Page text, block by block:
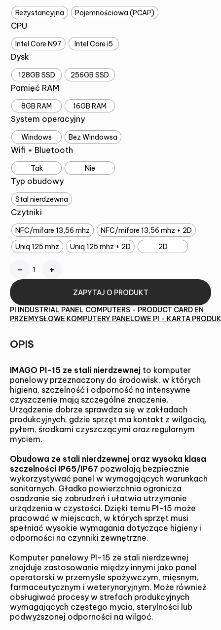
Rezystancyjna Pojemnościowa (PCAP)
CPU
Intel Core N97 Intel Core i5
Dysk
128GB SSD 256GB SSD
Pamięć RAM
8GB RAM 16GB RAM
System operacyjny
Windows Bez Windowsa
Wifi + Bluetooth
Tak Nie
Typ obudowy
Stal nierdzewna
Czytniki
NFC/mifare 13,56 mhz
NFC/mifare 13,56 mhz + 2D
Uniq 125 mhz
Uniq 125 mhz + 2D 2D
Ilość
Alternative:
ZAPYTAJ O PRODUKT
PI INDUSTRIAL PANEL COMPUTERS - PRODUCT CARD EN
PRZEMYSŁOWE KOMPUTERY PANELOWE PI - KARTA
OPIS
IMAGO PI-15 ze stali nierdzewnej to komputer
panelowy przeznaczony do środowisk, w których
higiena, szczelność i odporność na intensywne
czyszczenie mają szczególne znaczenie.
Urządzenie dobrze sprawdza się w zakładach
produkcyjnych, gdzie sprzęt ma kontakt z wilgocią,
pyłem, środkami czyszczącymi oraz regularnym
myciem.
Obudowa ze stali nierdzewnej oraz wysoka klasa
szczelności IP65/IP67 pozwalają bezpiecznie
wykorzystywać panel w wymagających warunkach
sanitarnych. Gładka powierzchnia ogranicza
osadzanie się zabrudzeń i ułatwia utrzymanie
urządzenia w czystości. Dzięki temu PI-15 może
pracować w miejscach, w których sprzęt musi
spełniać wysokie wymagania dotyczące higieny i
odporności na czynniki zewnętrzne.
Komputer panelowy PI-15 ze stali nierdzewnej
znajduje zastosowanie między innymi jako panel
operatorski w przemyśle spożywczym, mięsnym,
farmaceutycznym i weterynaryjnym. Może również
obsługiwać procesy w strefach produkcyjnych
wymagających częstego mycia, sterylności lub
podwyższonej odporności na wilgoć.